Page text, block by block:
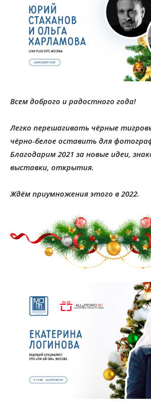
Всем доброго и радостного года!
Легко перешагивать чёрные
чёрно-белое оставить для
Благодарим 2021 за новые идеи,
выставки, открытия.
Ждём приумножения этого в 2022.